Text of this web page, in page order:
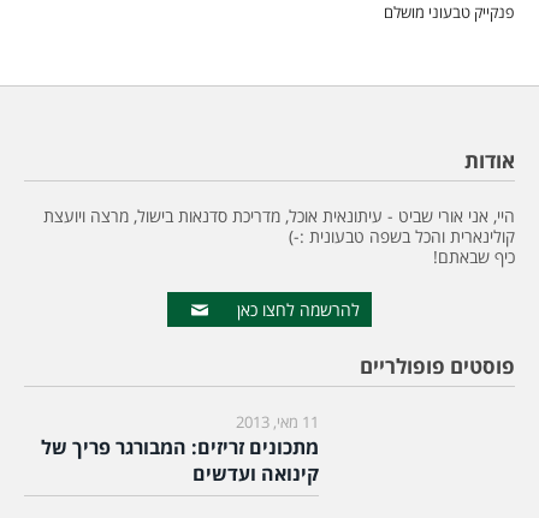
פנקייק טבעוני מושלם
אודות
היי, אני אורי שביט - עיתונאית אוכל, מדריכת סדנאות בישול, מרצה ויועצת
קולינארית והכל בשפה טבעונית :-)
כיף שבאתם!
להרשמה לחצו כאן
פוסטים פופולריים
11 מאי, 2013
מתכונים זריזים: המבורגר פריך של
קינואה ועדשים